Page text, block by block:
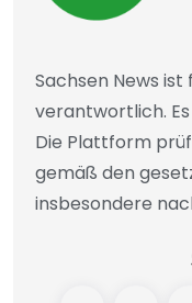
Sachsen News
verantwortlich.
Die Plattform
gemäß den
insbesondere